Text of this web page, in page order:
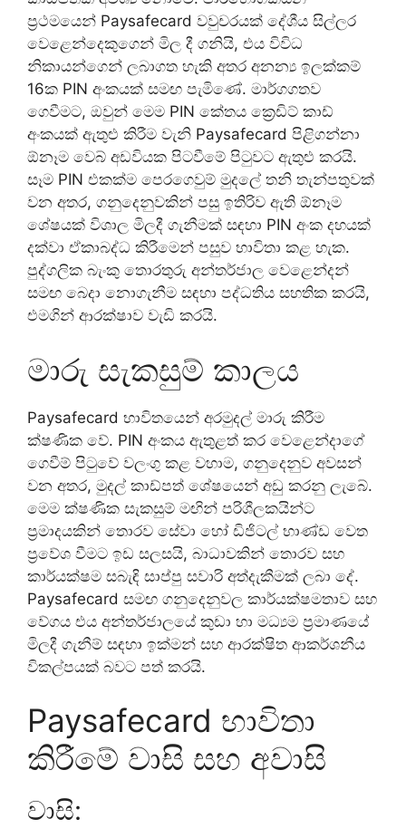
ප්‍රථමයෙන් Paysafecard වවුචරයක් දේශීය සිල්ලර
වෙළෙන්දෙකුගෙන් මිල දී ගනියි, එය විවිධ
නිකායන්ගෙන් ලබාගත හැකි අතර අනන්‍ය ඉලක්කම්
16ක PIN අංකයක් සමඟ පැමිණේ. මාර්ගගතව
ගෙවීමට, ඔවුන් මෙම PIN කේතය ක්‍රෙඩිට් කාඩ්
අංකයක් ඇතුළු කිරීම වැනි Paysafecard පිළිගන්නා
ඕනෑම වෙබ් අඩවියක පිටවීමේ පිටුවට ඇතුළු කරයි.
සෑම PIN එකක්ම පෙරගෙවුම් මුදලේ තනි තැන්පතුවක්
වන අතර, ගනුදෙනුවකින් පසු ඉතිරිව ඇති ඕනෑම
ශේෂයක් විශාල මිලදී ගැනීමක් සඳහා PIN අංක දහයක්
දක්වා ඒකාබද්ධ කිරීමෙන් පසුව භාවිතා කළ හැක.
පුද්ගලික බැංකු තොරතුරු අන්තර්ජාල වෙළෙන්දන්
සමඟ බෙදා නොගැනීම සඳහා පද්ධතිය සහතික කරයි,
එමගින් ආරක්ෂාව වැඩි කරයි.
මාරු සැකසුම් කාලය
Paysafecard භාවිතයෙන් අරමුදල් මාරු කිරීම
ක්ෂණික වේ. PIN අංකය ඇතුළත් කර වෙළෙන්දාගේ
ගෙවීම් පිටුවේ වලංගු කළ වහාම, ගනුදෙනුව අවසන්
වන අතර, මුදල් කාඩ්පත් ශේෂයෙන් අඩු කරනු ලැබේ.
මෙම ක්ෂණික සැකසුම් මඟින් පරිශීලකයින්ට
ප්‍රමාදයකින් තොරව සේවා හෝ ඩිජිටල් භාණ්ඩ වෙත
ප්‍රවේශ වීමට ඉඩ සලසයි, බාධාවකින් තොරව සහ
කාර්යක්ෂම සබැඳි සාප්පු සවාරි අත්දැකීමක් ලබා දේ.
Paysafecard සමඟ ගනුදෙනුවල කාර්යක්ෂමතාව සහ
වේගය එය අන්තර්ජාලයේ කුඩා හා මධ්‍යම ප්‍රමාණයේ
මිලදී ගැනීම් සඳහා ඉක්මන් සහ ආරක්ෂිත ආකර්ශනීය
විකල්පයක් බවට පත් කරයි.
Paysafecard භාවිතා
කිරීමේ වාසි සහ අවාසි
වාසි: